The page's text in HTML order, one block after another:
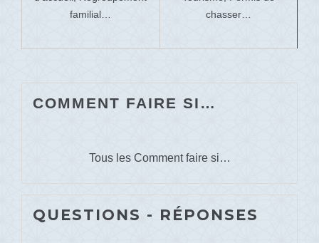
familial…
chasser…
COMMENT FAIRE SI…
Tous les Comment faire si…
QUESTIONS - RÉPONSES